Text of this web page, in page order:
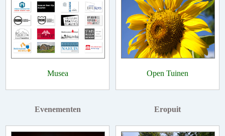
Musea Open Tuinen
Evenementen Eropuit